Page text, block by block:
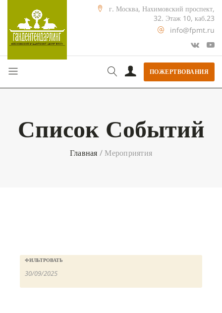
г. Москва, Нахимовский проспект,
32. Этаж 10, каб.23
info@fpmt.ru
ПОЖЕРТВОВАНИЯ
Список Событий
Главная / Мероприятия
ФИЛЬТРОВАТЬ